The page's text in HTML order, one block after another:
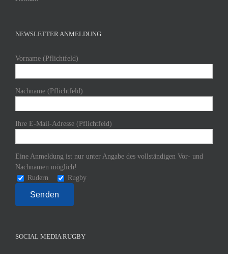
NEWSLETTER ANMELDUNG
Vorname (Pflichtfeld)
Nachname (Pflichtfeld)
Ihre E-Mail-Adresse (Pflichtfeld)
Eine Anmeldung ist nur unter Angabe des vollständigen Vor- und
Nachnamen möglich!
Rudern
Rugby
SOCIAL MEDIA RUGBY